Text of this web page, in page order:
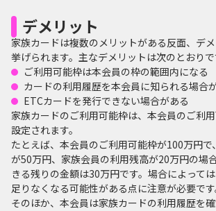
デメリット
家族カードは複数のメリットがある反面、デ
挙げられます。主なデメリットは次のとおりで
ご利用可能枠は本会員の枠の範囲内になる
カードの利用履歴を本会員に知られる場合
ETCカードを発行できない場合がある
家族カードのご利用可能枠は、本会員のご利
設定されます。
たとえば、本会員のご利用可能枠が100万円
が50万円、家族会員の利用残高が20万円の場
きる残りの金額は30万円です。場合によって
足りなくなる可能性がある点に注意が必要です
そのほか、本会員は家族カードの利用履歴を